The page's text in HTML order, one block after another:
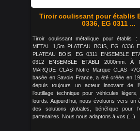
Tiroir coulissant pour établis
0336, EG 0311 ...
Tiroir coulissant métallique pour établis :
METAL 1,5m PLATEAU BOIS, EG 0336
PLATEAU BOIS, EG 0311 ENSEMBLE
0312 ENSEMBLE ETABLI 2000mm. À
MARQUE CLAS Notre Marque CLAS
basée en Savoie France, a été créée en
depuis toujours un acteur innovant de
l’outillage technique pour véhicules
lourds. Aujourd’hui, nous évoluons vers un
des solutions globales, bénéfique pour
partenaires. Nous nous adaptons à vos (...)